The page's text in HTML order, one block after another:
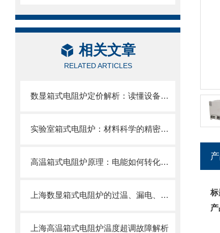
相关文章
RELATED ARTICLES
数显箱式电阻炉定价解析：读懂设备报价与采购性价比
实验室箱式电阻炉：材料科学的精密热工平台
高温箱式电阻炉原理：电能如何转化为洁净可控的高温？
上海数显箱式电阻炉的过温、漏电、超压保护机制
上海高温箱式电阻炉温度超调故障解析
标